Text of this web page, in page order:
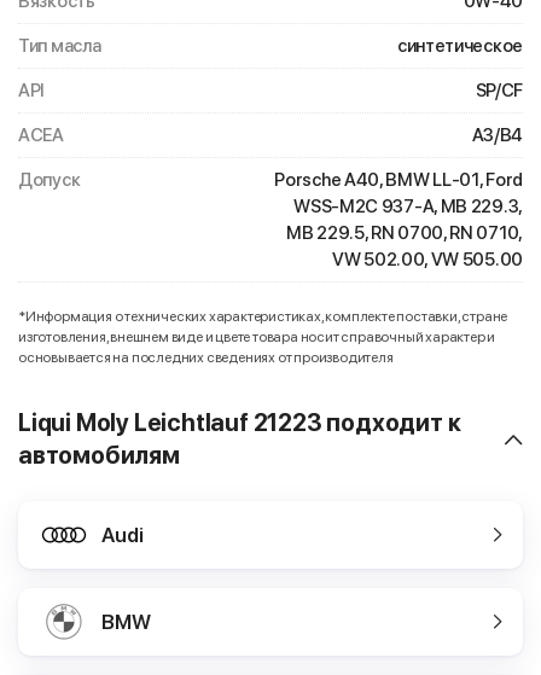
Тип масла синтетическое
API SP/CF
ACEA A3/B4
Допуск
Porsche A40, BMW LL-01, Ford
WSS-M2C 937-A, MB 229.3,
MB 229.5, RN 0700, RN 0710,
VW 502.00, VW 505.00
*Информация о технических характеристиках, комплекте поставки, стране
изготовления, внешнем виде и цвете товара носит справочный характер и
основывается на последних сведениях от производителя
Liqui Moly Leichtlauf 21223 подходит к
автомобилям
Audi
BMW